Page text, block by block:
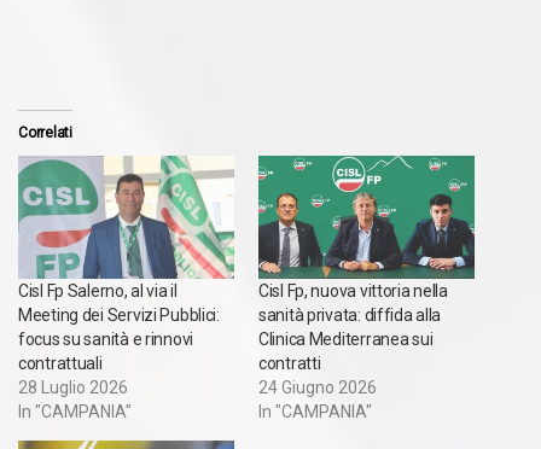
Correlati
Cisl Fp Salerno, al via il
Meeting dei Servizi Pubblici:
focus su sanità e rinnovi
contrattuali
28 Luglio 2026
In "CAMPANIA"
Cisl Fp, nuova vittoria nella
sanità privata: diffida alla
Clinica Mediterranea sui
contratti
24 Giugno 2026
In "CAMPANIA"